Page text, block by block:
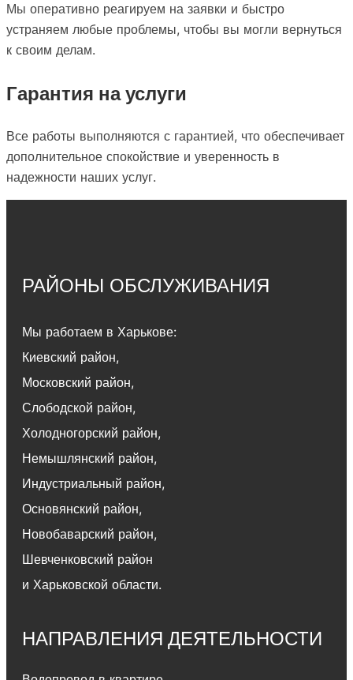
Мы оперативно реагируем на заявки и быстро
устраняем любые проблемы, чтобы вы могли вернуться
к своим делам.
Гарантия на услуги
Все работы выполняются с гарантией, что обеспечивает
дополнительное спокойствие и уверенность в
надежности наших услуг.
РАЙОНЫ ОБСЛУЖИВАНИЯ
Мы работаем в Харькове:
Киевский район,
Московский район,
Слободской район,
Холодногорский район,
Немышлянский район,
Индустриальный район,
Основянский район,
Новобаварский район,
Шевченковский район
и Харьковской области.
НАПРАВЛЕНИЯ ДЕЯТЕЛЬНОСТИ